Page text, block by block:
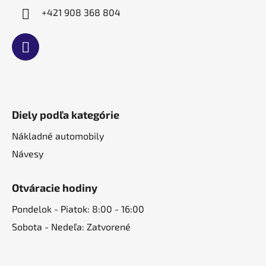
+421 908 368 804
Diely podľa kategórie
Nákladné automobily
Návesy
Otváracie hodiny
Pondelok - Piatok: 8:00 - 16:00
Sobota - Nedeľa: Zatvorené